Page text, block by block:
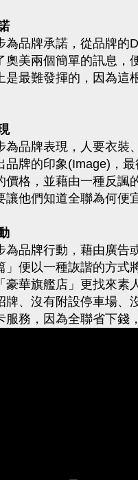
為品牌承諾，從品牌的
奧美兩個簡單的訊息，
是最難發揮的，因為這
為品牌表現，人要衣裝
品牌的印象(Image)，
價格，並藉由一種反諷
讓他們知道全聯為何便
為品牌行動，藉由廣告
」便以一種詼諧的方式
豪華旗艦店」更找來素
牌、沒有附設停車場
服務，因為全聯省下錢